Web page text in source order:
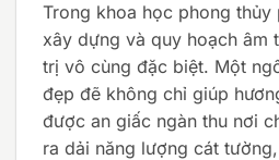
Trong khoa học phong
xây dựng và quy hoạch âm
trị vô cùng đặc biệt. Một
đẹp đẽ không chỉ giúp
được an giấc ngàn thu nơi
ra dải năng lượng cát